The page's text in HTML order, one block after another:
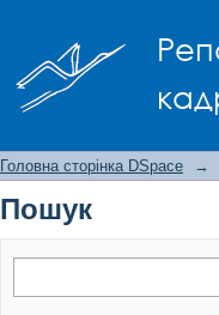
Головна сторінка DSpace →
Пошук